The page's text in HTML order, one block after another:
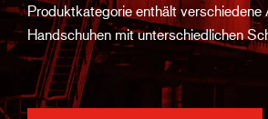
Produktkategorie enthält verschiedene
Handschuhen mit unterschiedlichen